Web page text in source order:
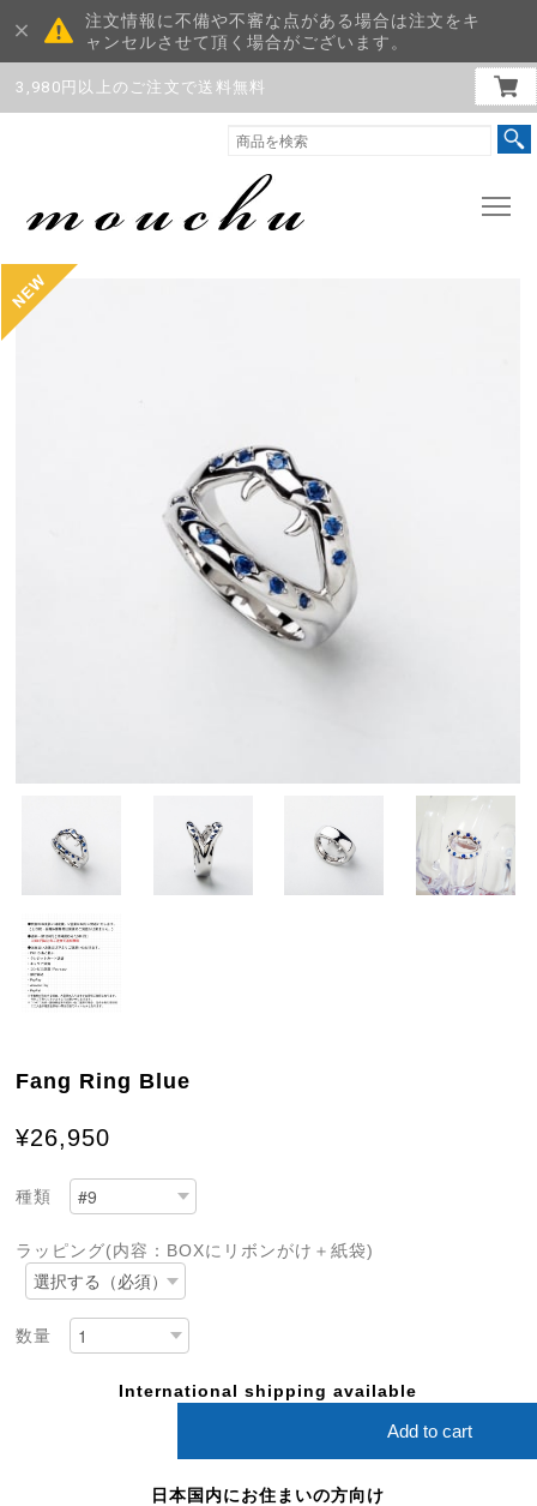
注文情報に不備や不審な点がある場合は注文をキ
ャンセルさせて頂く場合がございます。
3,980円以上のご注文で送料無料
Fang Ring Blue
¥26,950
種類
ラッピング(内容：BOXにリボンがけ＋紙袋)
数量
International shipping available
Add to cart
日本国内にお住まいの方向け